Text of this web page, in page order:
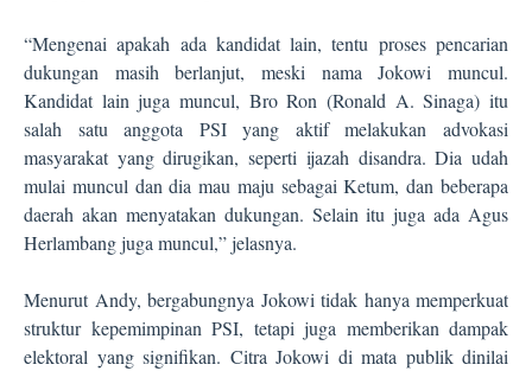
“Mengenai apakah ada kandidat lain, tentu proses pencarian
dukungan masih berlanjut, meski nama Jokowi muncul.
Kandidat lain juga muncul, Bro Ron (Ronald A. Sinaga) itu
salah satu anggota PSI yang aktif melakukan advokasi
masyarakat yang dirugikan, seperti ijazah disandra. Dia udah
mulai muncul dan dia mau maju sebagai Ketum, dan beberapa
daerah akan menyatakan dukungan. Selain itu juga ada Agus
Herlambang juga muncul,” jelasnya.
Menurut Andy, bergabungnya Jokowi tidak hanya memperkuat
struktur kepemimpinan PSI, tetapi juga memberikan dampak
elektoral yang signifikan. Citra Jokowi di mata publik dinilai